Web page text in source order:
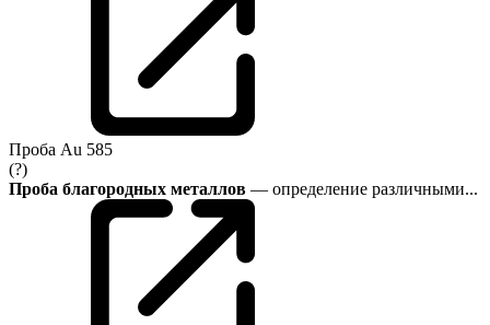
Проба Au 585
(?)
Проба благородных металлов — определение различными...